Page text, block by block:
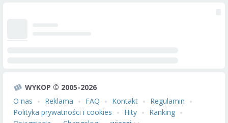
WYKOP © 2005-2026
O nas
Reklama FAQ Kontakt
Regulamin
Polityka prywatności i cookies
Hity
Ranking